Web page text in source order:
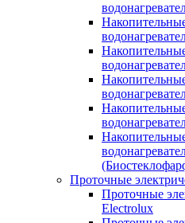
Проточные
Проточные
Electrolux